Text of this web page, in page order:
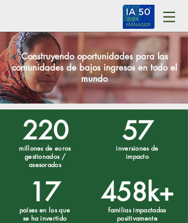
Construyendo oportunidades para las
comunidades de bajos ingresos en todo el
mundo
220
millones de euros
gestionados /
asesorados
57
inversiones de
impacto
17
países en los que
se ha invertido
458k+
familias impactadas
positivamente